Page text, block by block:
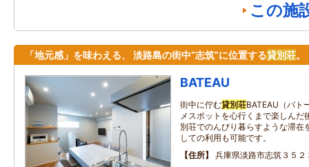
この施
「地元感」を味わえる、 淡路島の街中“志筑”に位置する貸別荘。
BATEAU
街中に佇む貸別荘BATEAU（バト
メスポットを心行くまで楽しんだ
別荘でのんびり暮らすような滞在
しての利用も可能です。
住所
兵庫県淡路市志筑３５２